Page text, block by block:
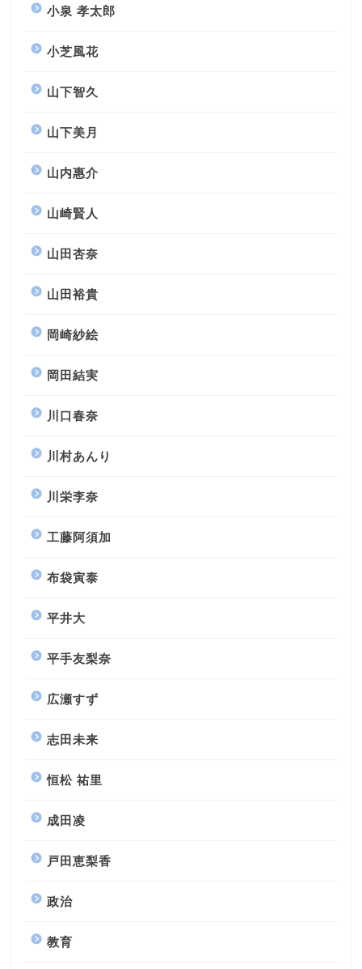
小泉 孝太郎
小芝風花
山下智久
山下美月
山内惠介
山崎賢人
山田杏奈
山田裕貴
岡崎紗絵
岡田結実
川口春奈
川村あんり
川栄李奈
工藤阿須加
布袋寅泰
平井大
平手友梨奈
広瀬すず
志田未来
恒松 祐里
成田凌
戸田恵梨香
政治
教育